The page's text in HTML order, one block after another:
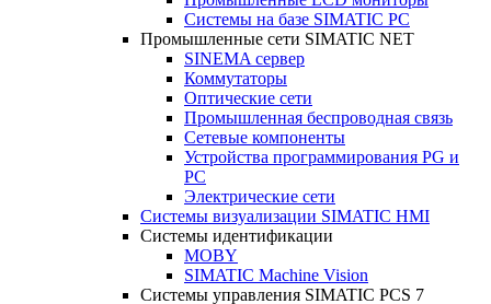
Системы на базе SIMATIC PC
Промышленные сети SIMATIC NET
SINEMA сервер
Коммутаторы
Оптические сети
Промышленная беспроводная связь
Сетевые компоненты
Устройства программирования PG и
PC
Электрические сети
Системы визуализации SIMATIC HMI
Системы идентификации
MOBY
SIMATIC Machine Vision
Системы управления SIMATIC PCS 7